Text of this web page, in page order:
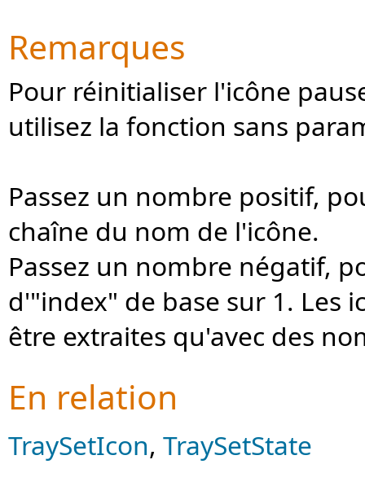
Remarques
Pour réinitialiser l'icône
utilisez la fonction sans
Passez un nombre positif,
chaîne du nom de l'icône.
Passez un nombre négatif,
d'"index" de base sur 1. Les
être extraites qu'avec des
En relation
TraySetIcon, TraySetState